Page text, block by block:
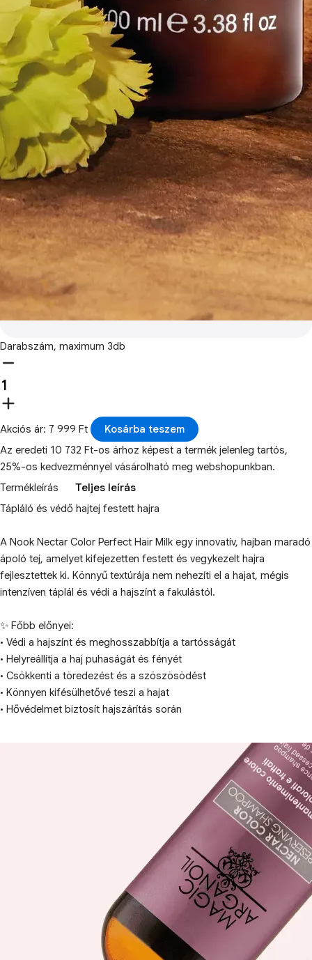
Darabszám, maximum 3db
Akciós ár: 7 999 Ft
Kosárba teszem
Az eredeti 10 732 Ft-os árhoz képest a termék jelenleg tartós,
25%-os kedvezménnyel vásárolható meg webshopunkban.
Termékleírás
Teljes leírás
Tápláló és védő hajtej festett hajra
A Nook Nectar Color Perfect Hair Milk egy innovatív, hajban maradó
ápoló tej, amelyet kifejezetten festett és vegykezelt hajra
fejlesztettek ki. Könnyű textúrája nem nehezíti el a hajat, mégis
intenzíven táplál és védi a hajszínt a fakulástól.
✨ Főbb előnyei:
• Védi a hajszínt és meghosszabbítja a tartósságát
• Helyreállítja a haj puhaságát és fényét
• Csökkenti a töredezést és a szöszösödést
• Könnyen kifésülhetővé teszi a hajat
• Hővédelmet biztosít hajszárítás során